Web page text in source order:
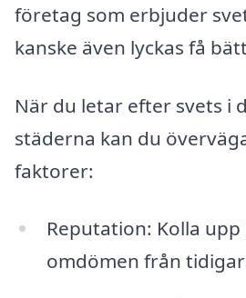
företag som erbjuder
kanske även lyckas få
När du letar efter svets i
städerna kan du
faktorer:
Reputation: Kolla
omdömen från